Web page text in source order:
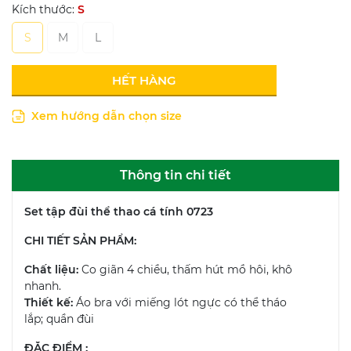
Kích thước: S
S
M L
HẾT HÀNG
Xem hướng dẫn chọn size
Thông tin chi tiết
Set tập đùi thể thao cá tính 0723
CHI TIẾT SẢN PHẨM:
Chất liệu: Co giãn 4 chiều, thấm hút mồ hôi, khô
nhanh.
Thiết kế: Áo bra với miếng lót ngực có thể tháo
lắp; quần đùi
ĐẶC ĐIỂM :